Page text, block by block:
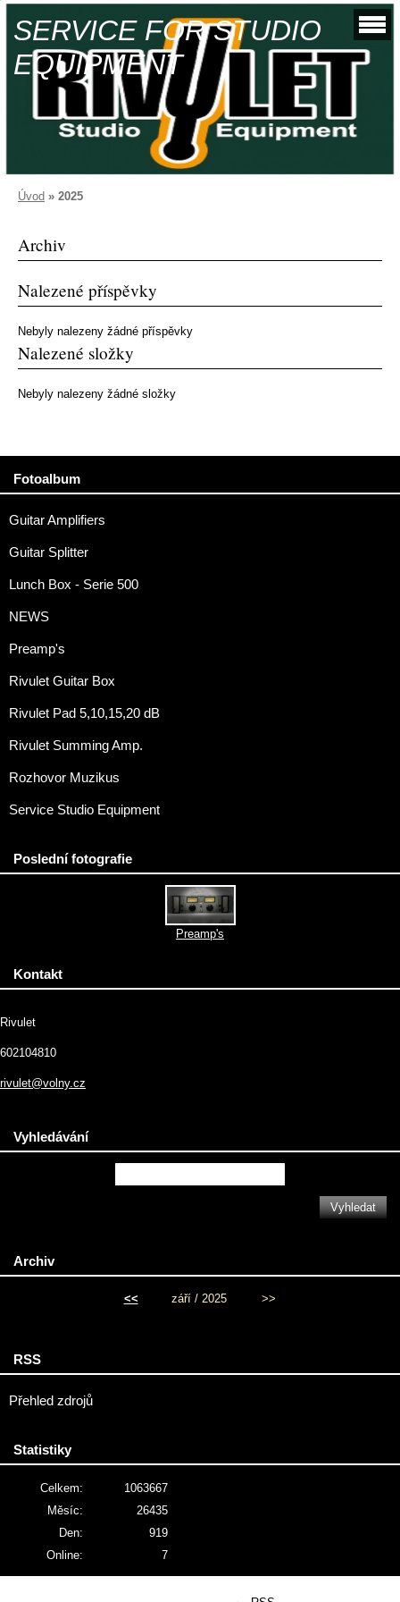
SERVICE FOR STUDIO
EQUIPMENT
Úvod » 2025
Archiv
Nalezené příspěvky
Nebyly nalezeny žádné příspěvky
Nalezené složky
Nebyly nalezeny žádné složky
Fotoalbum
Guitar Amplifiers
Guitar Splitter
Lunch Box - Serie 500
NEWS
Preamp's
Rivulet Guitar Box
Rivulet Pad 5,10,15,20 dB
Rivulet Summing Amp.
Rozhovor Muzikus
Service Studio Equipment
Poslední fotografie
Preamp's
Kontakt
Rivulet
602104810
rivulet@volny.cz
Vyhledávání
Archiv
<< září / 2025 >>
RSS
Přehled zdrojů
Statistiky
Online: 7
Celkem:
1063667
Měsíc:
26435
Den:
919